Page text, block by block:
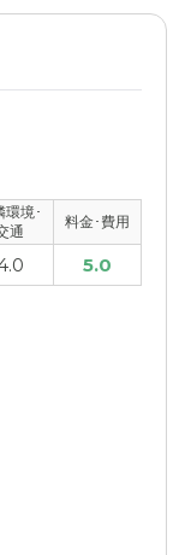
環境･
通
料金･費用
5.0
て
てくれていま